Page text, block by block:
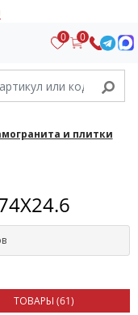
0 0
и плитки
ТОВАРЫ (61)